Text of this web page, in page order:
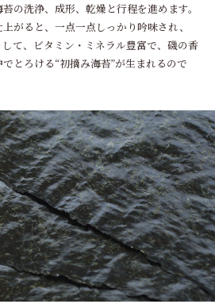
の洗浄、成形、乾燥と行程を進めます。
がると、一点一点しっかり吟味され、
て、ビタミン・ミネラル豊富で、磯の香
とろける“初摘み海苔”が生まれるので